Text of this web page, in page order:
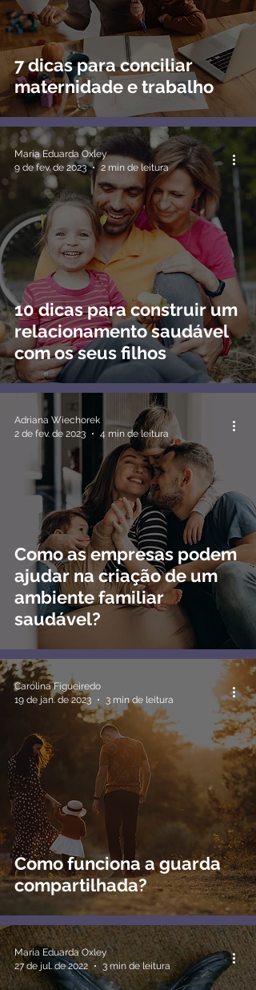
7 dicas para conciliar
maternidade e trabalho
10 dicas para construir um
relacionamento saudável
com os seus filhos
Maria Eduarda Oxley
9 de fev. de 2023
2 min de leitura
Como as empresas podem
ajudar na criação de um
ambiente familiar
saudável?
Adriana Wiechorek
2 de fev. de 2023
4 min de leitura
Como funciona a guarda
compartilhada?
Carolina Figueiredo
19 de jan. de 2023
3 min de leitura
Maria Eduarda Oxley
27 de jul. de 2022
3 min de leitura